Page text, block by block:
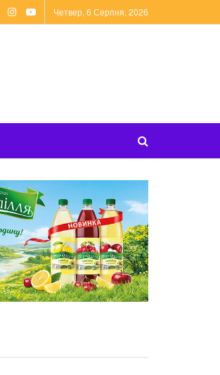
Четвер, 6 Серпня, 2026